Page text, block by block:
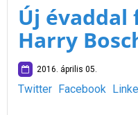
Új
Harry
2016. április 05.
Twitter Facebook